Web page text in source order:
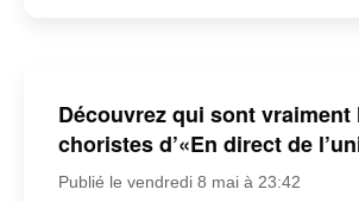
Découvrez qui sont vraiment
choristes d’«En direct de
Publié le vendredi 8 mai à 23:42